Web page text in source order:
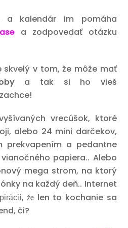
a kalendár im pomáha
a zodpovedať otázku
skvelý v tom, že môže mať
a tak si ho vieš
vrecúšok, ktoré
alebo 24 mini darčekov,
prekvapením a pedantne
papiera.. Alebo
mega strom, na ktorý
na každý deň.. Internet
že len to kochanie sa
či?